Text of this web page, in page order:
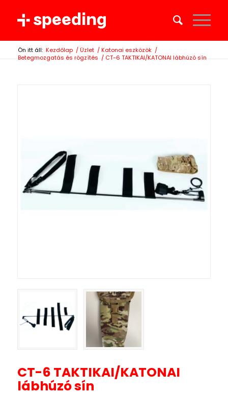
Ön itt áll: Kezdőlap / Üzlet / Katonai eszközök /
Betegmozgatás és rögzítés / CT-6 TAKTIKAI/KATONAI lábhúzó sín
CT-6 TAKTIKAI/KATONAI
lábhúzó sín